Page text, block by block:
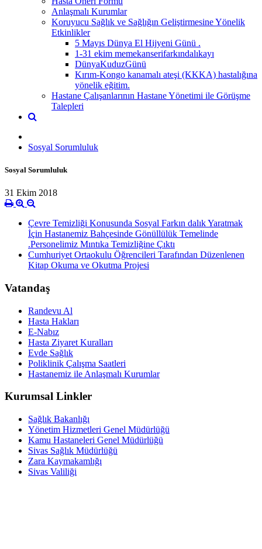
Anlaşmalı Kurumlar
Koruyucu Sağlık ve Sağlığın Geliştirmesine Yönelik
Etkinlikler
5 Mayıs Dünya El Hijyeni Günü .
1-31 ekim memekanserifarkındalıkayı
DünyaKuduzGünü
Kırım-Kongo kanamalı ateşi (KKKA) hastalığına
yönelik eğitim.
Hastane Çalışanlarının Hastane Yönetimi ile Görüşme
Talepleri
Sosyal Sorumluluk
Sosyal Sorumluluk
31 Ekim 2018
Çevre Temizliği Konusunda Sosyal Farkın dalık Yaratmak
İçin Hastanemiz Bahçesinde Gönüllülük Temelinde
.Personelimiz Mıntıka Temizliğine Çıktı
Cumhuriyet Ortaokulu Öğrencileri Tarafından Düzenlenen
Kitap Okuma ve Okutma Projesi
Vatandaş
Randevu Al
Hasta Hakları
E-Nabız
Hasta Ziyaret Kuralları
Evde Sağlık
Poliklinik Çalışma Saatleri
Hastanemiz ile Anlaşmalı Kurumlar
Kurumsal Linkler
Sağlık Bakanlığı
Yönetim Hizmetleri Genel Müdürlüğü
Kamu Hastaneleri Genel Müdürlüğü
Sivas Sağlık Müdürlüğü
Zara Kaymakamlığı
Sivas Valiliği